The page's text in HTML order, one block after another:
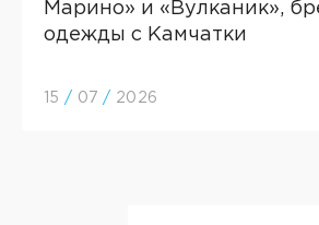
Марино» и «Вулканик»,
одежды с Камчатки
15 / 07 / 2026